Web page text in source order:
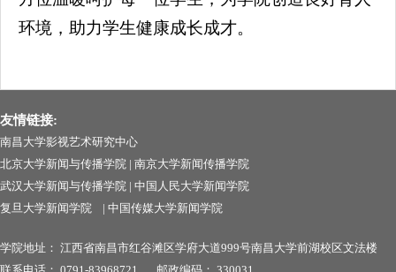
环境，助力学生健康成长成才。
友情链接:
南昌大学影视艺术研究中心
北京大学新闻与传播学院 | 南京大学新闻传播学院
武汉大学新闻与传播学院 | 中国人民大学新闻学院
复旦大学新闻学院
| 中国传媒大学新闻学院
学院地址： 江西省南昌市红谷滩区学府大道999号南昌大学前湖校区文法楼